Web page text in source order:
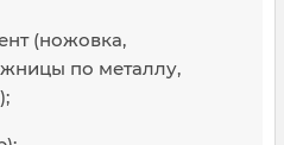
(ножовка,
по металлу,